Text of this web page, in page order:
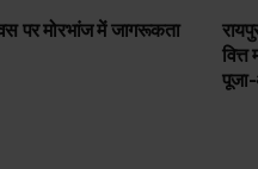
पर मोरभांज में जागरूकता
पूजा-